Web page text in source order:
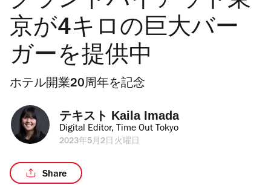
京が4キロの巨大バー
ガーを提供中
ホテル開業20周年を記念
テキスト Kaila Imada
Digital Editor, Time Out Tokyo
2023年5月2日火曜日
Share